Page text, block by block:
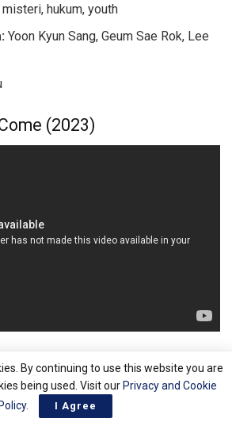
hukum, youth
Yoon Kyun Sang, Geum Sae Rok, Lee
(2023)
ini bercerita tentang sekelompok
tiba dipaksa bermain game mafia
aplikasi misterius muncul di
By continuing to use this website you are
being used. Visit our Privacy and Cookie
Policy. I Agree